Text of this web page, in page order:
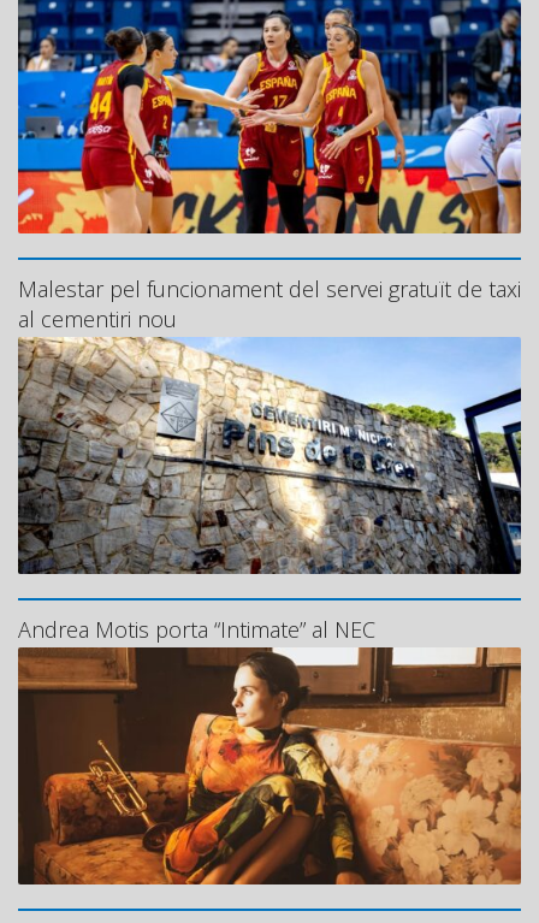
Malestar pel funcionament del servei gratuït de taxi
al cementiri nou
Andrea Motis porta “Intimate” al NEC